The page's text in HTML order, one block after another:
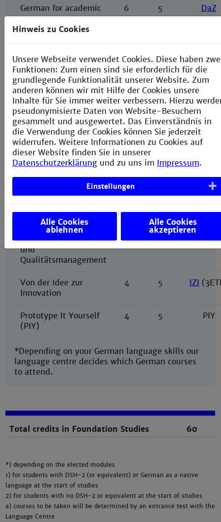
German for academic
purposes
6 5 DaZ
Non-technical
Elective Module -
Examples
Business
Administration 1
4 5 BL1
Methods of Scientific
Work
4 5
MWA
Unternehmer
Qualitätssicherung
und
Qualitätsmanagement
4 5 Q
Von der Idee zur
Innovation
4 5 IZI
Prototype It Yourself
(PIY)
4 5 PIY
*Depending on your German language skills our
language centre decides which German courses
to attend.
Total credits in Foundation Studies 60
*) depending on the elected modules
1) for students with DSH-2 (or equivalent) or German as a native
language at the start of studies
2) for students with no DSH-2 or equivalent at the start of studies
a) courses to be taken will be determined by an entrance test with the
Language Centre
Hinweis zu Cookies
Unsere Webseite verwendet Cookies. Diese haben
Funktionen: Zum einen sind sie erforderlich für die
grundlegende Funktionalität unserer Website. Zum
anderen können wir mit Hilfe der Cookies unsere
Inhalte für Sie immer weiter verbessern. Hierzu
pseudonymisierte Daten von Website-Besuchern
gesammelt und ausgewertet. Das Einverständnis in
die Verwendung der Cookies können Sie jederzeit
widerrufen. Weitere Informationen zu Cookies auf
dieser Website finden Sie in unserer
Datenschutzerklärung und zu uns im Impressum.
Einstellungen
Alle Cookies
ablehnen
Alle Cookies
akzeptieren